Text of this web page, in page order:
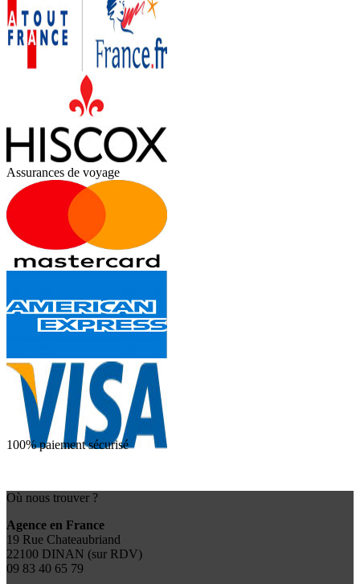
Assurances de voyage
100% paiement sécurisé
Où nous trouver ?
Agence en France
19 Rue Chateaubriand
22100 DINAN (sur RDV)
09 83 40 65 79